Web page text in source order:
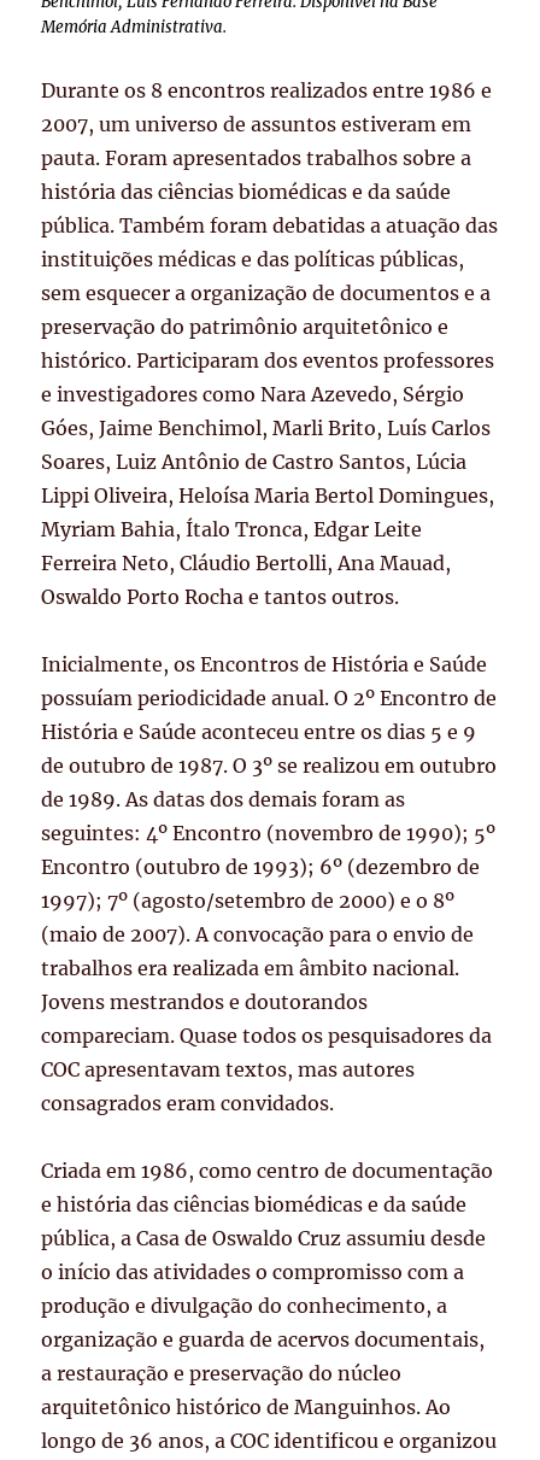
Memória Administrativa.
Durante os 8 encontros realizados entre 1986 e
2007, um universo de assuntos estiveram em
pauta. Foram apresentados trabalhos sobre a
história das ciências biomédicas e da saúde
pública. Também foram debatidas a atuação das
instituições médicas e das políticas públicas,
sem esquecer a organização de documentos e a
preservação do patrimônio arquitetônico e
histórico. Participaram dos eventos professores
e investigadores como Nara Azevedo, Sérgio
Góes, Jaime Benchimol, Marli Brito, Luís Carlos
Soares, Luiz Antônio de Castro Santos, Lúcia
Lippi Oliveira, Heloísa Maria Bertol Domingues,
Myriam Bahia, Ítalo Tronca, Edgar Leite
Ferreira Neto, Cláudio Bertolli, Ana Mauad,
Oswaldo Porto Rocha e tantos outros.
Inicialmente, os Encontros de História e Saúde
possuíam periodicidade anual. O 2º Encontro de
História e Saúde aconteceu entre os dias 5 e 9
de outubro de 1987. O 3º se realizou em outubro
de 1989. As datas dos demais foram as
seguintes: 4º Encontro (novembro de 1990); 5º
Encontro (outubro de 1993); 6º (dezembro de
1997); 7º (agosto/setembro de 2000) e o 8º
(maio de 2007). A convocação para o envio de
trabalhos era realizada em âmbito nacional.
Jovens mestrandos e doutorandos
compareciam. Quase todos os pesquisadores da
COC apresentavam textos, mas autores
consagrados eram convidados.
Criada em 1986, como centro de documentação
e história das ciências biomédicas e da saúde
pública, a Casa de Oswaldo Cruz assumiu desde
o início das atividades o compromisso com a
produção e divulgação do conhecimento, a
organização e guarda de acervos documentais,
a restauração e preservação do núcleo
arquitetônico histórico de Manguinhos. Ao
longo de 36 anos, a COC identificou e organizou